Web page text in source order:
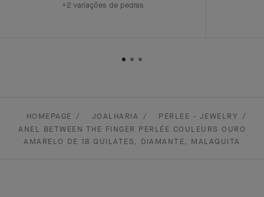
+2 variações de pedras
HOMEPAGE JOALHARIA
PERLEE - JEWELRY
ANEL BETWEEN THE FINGER PERLÉE COULEURS OURO
AMARELO DE 18 QUILATES, DIAMANTE, MALAQUITA